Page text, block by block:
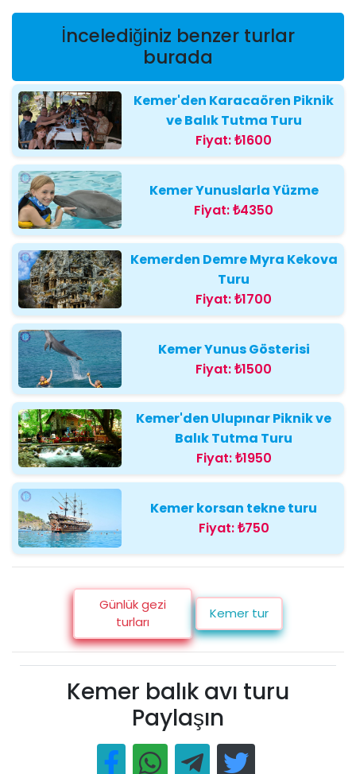
İncelediğiniz benzer turlar
burada
Kemer'den Karacaören Piknik
ve Balık Tutma Turu
Fiyat:₺1600
Kemer Yunuslarla Yüzme
Fiyat:₺4350
Kemerden Demre Myra Kekova
Turu
Fiyat:₺1700
Kemer Yunus Gösterisi
Fiyat:₺1500
Kemer'den Ulupınar Piknik ve
Balık Tutma Turu
Fiyat:₺1950
Kemer korsan tekne turu
Fiyat:₺750
Günlük gezi
turları
Kemer tur
Kemer balık avı turu
Paylaşın